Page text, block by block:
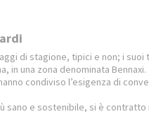
di stagione, tipici e non; i suoi
in una zona denominata Bennaxi.
condiviso l’esigenza di
e sostenibile, si è contratto